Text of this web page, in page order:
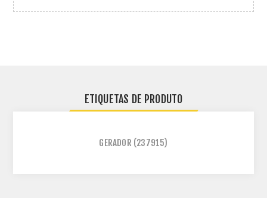
ETIQUETAS DE PRODUTO
GERADOR (237915)